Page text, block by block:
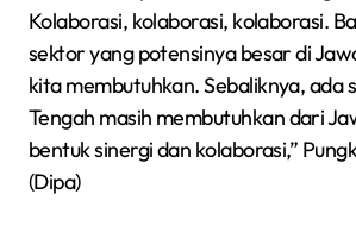
Kolaborasi, kolaborasi, kolaborasi.
sektor yang potensinya besar di
kita membutuhkan. Sebaliknya, ada
Tengah masih membutuhkan dari
bentuk sinergi dan kolaborasi,”
(Dipa)